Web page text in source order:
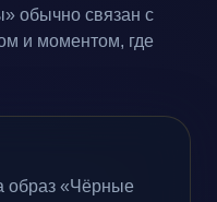
обычно связан с
и моментом, где
образ «Чёрные